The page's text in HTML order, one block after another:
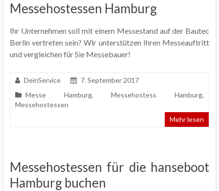
Messehostessen Hamburg
Ihr Unternehmen soll mit einem Messestand auf der Bautec
Berlin vertreten sein? Wir unterstützen Ihren Messeauftritt
und vergleichen für Sie Messebauer!
DeinService
7. September 2017
Messe Hamburg,Messehostess Hamburg,
Messehostessen
Mehr lesen
Messehostessen für die hanseboot
Hamburg buchen